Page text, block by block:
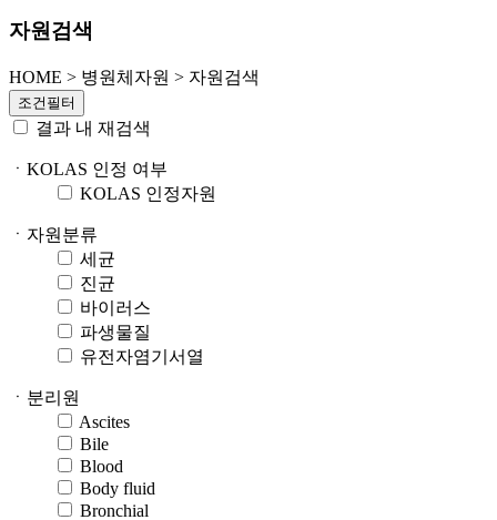
자원검색
HOME > 병원체자원 > 자원검색
조건필터
결과 내 재검색
ㆍKOLAS 인정 여부
KOLAS 인정자원
ㆍ자원분류
세균
진균
바이러스
파생물질
유전자염기서열
ㆍ분리원
Ascites
Bile
Blood
Body fluid
Bronchial